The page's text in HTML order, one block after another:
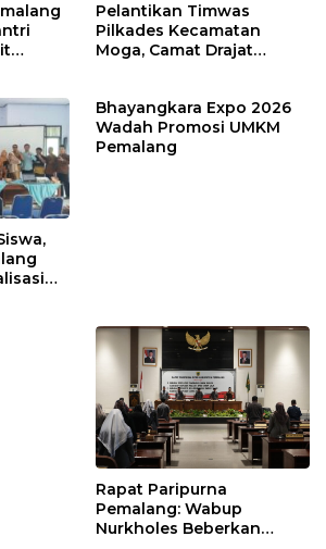
Pelantikan Timwas
Pilkades Kecamatan
Moga, Camat Drajat
Bhayangkara Expo 2026
Wadah Promosi UMKM
Pemalang
Rapat Paripurna
Pemalang: Wabup
Nurkholes Beberkan